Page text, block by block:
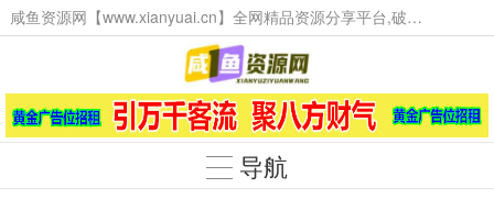
咸鱼资源网【www.xianyuai.cn】全网精品资源分享平台,破解软件,技术源码,火爆项目,工具辅助,这里无所不有。
导航